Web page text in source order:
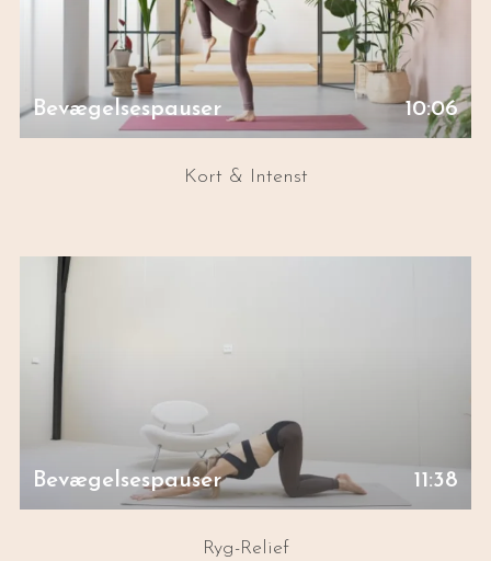
Bevægelsespauser 10:06
Kort & Intenst
Bevægelsespauser 11:38
Ryg-Relief